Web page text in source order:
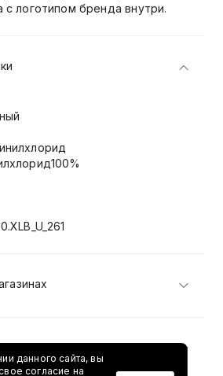
с логотипом бренда внутри.
данного сайта, вы
согласие на